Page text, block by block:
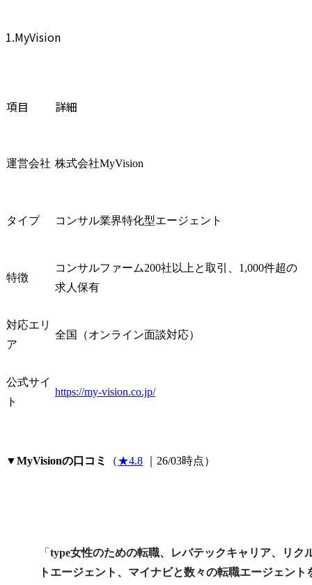
キャリアや得意分野に合った職種を選ぶ
アクセンチュアに強い転職エージェントに関するFAQ
コンサル未経験でもアクセンチュアに入れる？
1.MyVision
項目 詳細
運営会社 株式会社MyVision
タイプ コンサル業界特化型エージェント
特徴
コンサルファーム200社以上と取引、1,000件超の
求人保有
対応エリ
ア
全国（オンライン面談対応）
公式サイ
ト
https://my-vision.co.jp/
▼MyVisionの口コミ （★4.8 ｜26/03時点）
「 type女性のための転職、レバテックキャリア、リク
トエージェント、マイナビと数々の転職エージェント